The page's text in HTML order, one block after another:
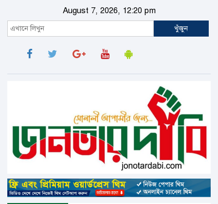
August 7, 2026, 12:20 pm
খুঁজুন